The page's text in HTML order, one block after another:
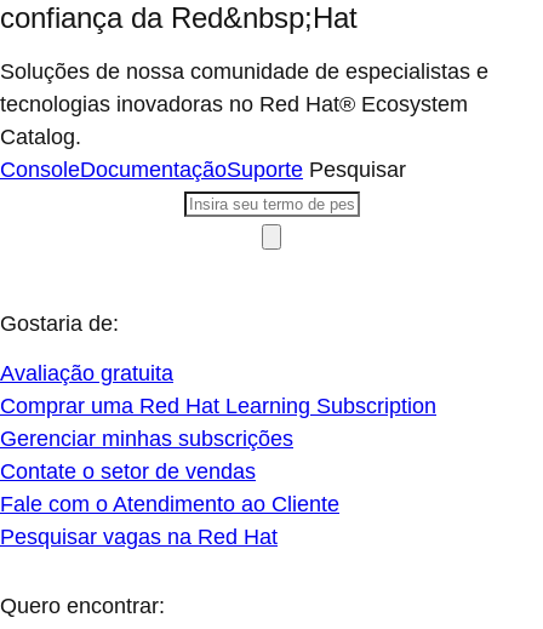
confiança da Red&nbsp;Hat
Soluções de nossa comunidade de especialistas e
tecnologias inovadoras no Red Hat® Ecosystem
Catalog.
ConsoleDocumentaçãoSuporte Pesquisar
Gostaria de:
Avaliação gratuita
Comprar uma Red Hat Learning Subscription
Gerenciar minhas subscrições
Contate o setor de vendas
Fale com o Atendimento ao Cliente
Pesquisar vagas na Red Hat
Quero encontrar: